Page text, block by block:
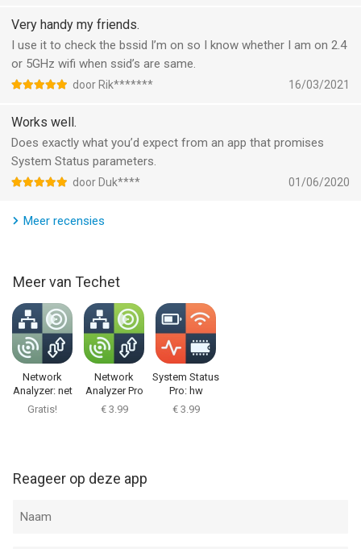
Informatie voor System Status: hw monitoris het laatst
vergeleken op 6 Aug om 11:04.
Very handy my friends.
I use it to check the bssid I’m on so I know whether I am on 2.4
or 5GHz wifi when ssid’s are same.
door Rik******* 16/03/2021
Works well.
Does exactly what you’d expect from an app that promises
System Status parameters.
door Duk**** 01/06/2020
Meer recensies
Meer van Techet
Network
Analyzer: net
tools
Gratis!
Network
Analyzer Pro
€ 3.99
System Status
Pro: hw
monitor
€ 3.99
Reageer op deze app